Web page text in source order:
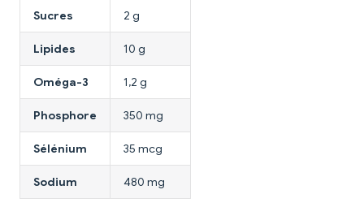
Sucres 2 g
Lipides 10 g
Oméga-3 1,2 g
Phosphore 350 mg
Sélénium 35 mcg
Sodium 480 mg